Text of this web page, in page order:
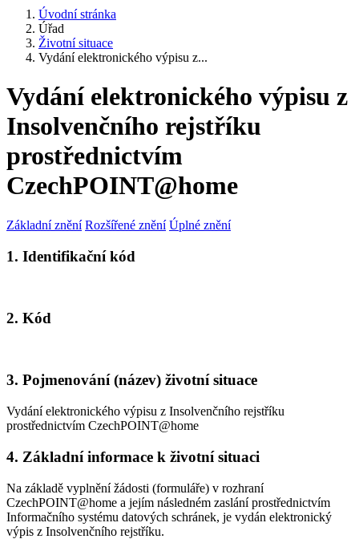
Úvodní stránka
Úřad
Životní situace
Vydání elektronického výpisu z...
Vydání elektronického výpisu z
Insolvenčního rejstříku
prostřednictvím
CzechPOINT@home
Základní znění Rozšířené znění Úplné znění
1. Identifikační kód
2. Kód
3. Pojmenování (název) životní situace
Vydání elektronického výpisu z Insolvenčního rejstříku
prostřednictvím CzechPOINT@home
4. Základní informace k životní situaci
Na základě vyplnění žádosti (formuláře) v rozhraní
CzechPOINT@home a jejím následném zaslání prostřednictvím
Informačního systému datových schránek, je vydán elektronický
výpis z Insolvenčního rejstříku.